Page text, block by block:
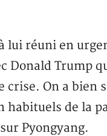
lui réuni en
Donald Trump
crise. On a bien
habituels de la
Pyongyang.